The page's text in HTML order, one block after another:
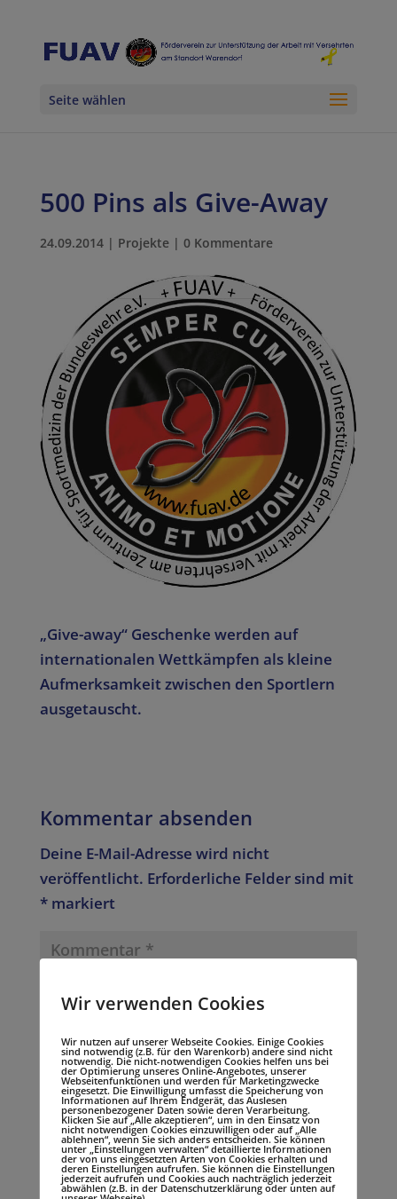
Seite wählen
500 Pins als Give-Away
24.09.2014| Projekte| 0 Kommentare
„Give-away“ Geschenke werden auf
internationalen Wettkämpfen als kleine
Aufmerksamkeit zwischen den Sportlern
ausgetauscht.
Kommentar absenden
Deine E-Mail-Adresse wird nicht
veröffentlicht. Erforderliche Felder sind mit
*markiert
Wir verwenden Cookies
Wir nutzen auf unserer Webseite Cookies. Einige Cookies
sind notwendig (z.B. für den Warenkorb) andere sind nicht
notwendig. Die nicht-notwendigen Cookies helfen uns bei
der Optimierung unseres Online-Angebotes, unserer
Webseitenfunktionen und werden für Marketingzwecke
eingesetzt. Die Einwilligung umfasst die Speicherung von
Informationen auf Ihrem Endgerät, das Auslesen
personenbezogener Daten sowie deren Verarbeitung.
Klicken Sie auf „Alle akzeptieren“, um in den Einsatz von
nicht notwendigen Cookies einzuwilligen oder auf „Alle
ablehnen“, wenn Sie sich anders entscheiden. Sie können
unter „Einstellungen verwalten“ detaillierte Informationen
der von uns eingesetzten Arten von Cookies erhalten und
deren Einstellungen aufrufen. Sie können die Einstellungen
jederzeit aufrufen und Cookies auch nachträglich jederzeit
abwählen (z.B. in der Datenschutzerklärung oder unten auf